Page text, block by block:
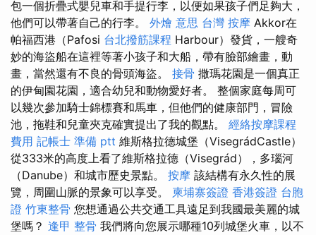
包一個折疊式嬰兒車和手提行李，以便如果孩子們足夠大，
他們可以帶著自己的行李。 外燴 意思 台灣 按摩 Αkkor在
帕福西港（Pafosi 台北撥筋課程 Harbour）發貨，一艘奇
妙的海盜船在這裡等著小孩子和大船，帶有臉部繪畫，動
畫，當然還有不良的骨頭海盜。 接骨 撒瑪花園是一個真正
的伊甸園花園，適合幼兒和動物愛好者。 整個家庭每周可
以幾次參加騎士錦標賽和馬車，但他們的健康部門，冒險
池，拖鞋和兒童夾克確實提出了我的觀點。 經絡按摩課程
費用 記帳士 準備 ptt 維斯格拉德城堡（VisegrádCastle）
從333米的高度上看了維斯格拉德（Visegrád），多瑙河
（Danube）和城市歷史景點。 按摩 該結構有永久性的展
覽，周圍山脈的景象可以享受。 柬埔寨簽證 香港簽證 台胞
證 竹東整骨 您想通過公共交通工具遠足到我國最美麗的城
堡嗎？ 逢甲 整骨 我們將向您展示哪種10列城堡火車，以不